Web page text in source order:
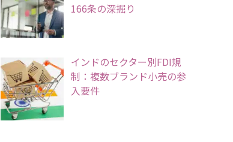
166条の深掘り
インドのセクター別FDI規
制：複数ブランド小売の参
入要件